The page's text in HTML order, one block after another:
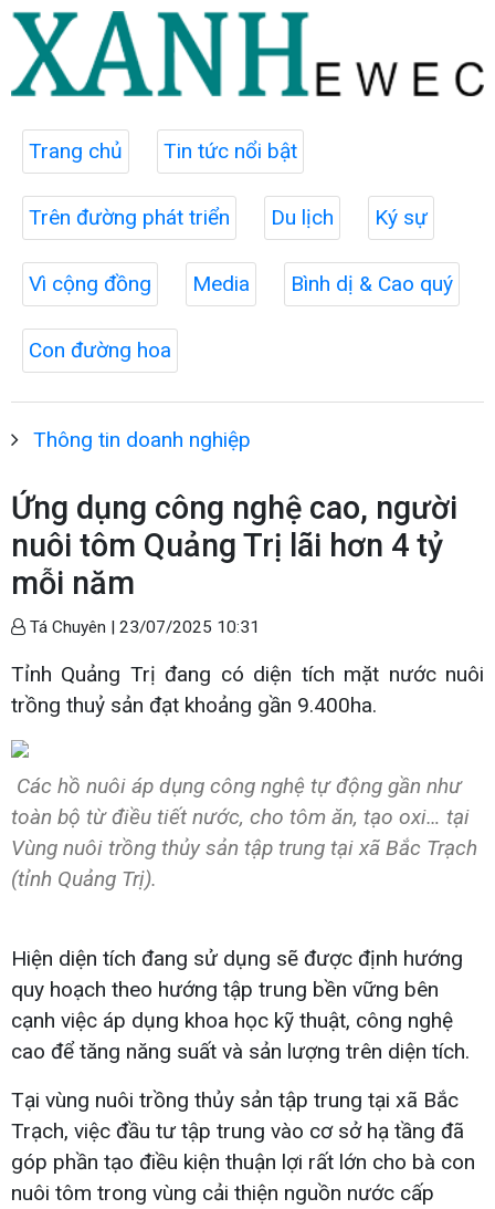
Trang chủ Tin tức nổi bật
Trên đường phát triển Du lịch Ký sự
Vì cộng đồng Media Bình dị & Cao quý
Con đường hoa
Thông tin doanh nghiệp
Ứng dụng công nghệ cao, người
nuôi tôm Quảng Trị lãi hơn 4 tỷ
mỗi năm
Tá Chuyên | 23/07/2025 10:31
Tỉnh Quảng Trị đang có diện tích mặt nước nuôi
trồng thuỷ sản đạt khoảng gần 9.400ha.
Các hồ nuôi áp dụng công nghệ tự động gần như
toàn bộ từ điều tiết nước, cho tôm ăn, tạo oxi… tại
Vùng nuôi trồng thủy sản tập trung tại xã Bắc Trạch
(tỉnh Quảng Trị).
Hiện diện tích đang sử dụng sẽ được định hướng
quy hoạch theo hướng tập trung bền vững bên
cạnh việc áp dụng khoa học kỹ thuật, công nghệ
cao để tăng năng suất và sản lượng trên diện tích.
Tại vùng nuôi trồng thủy sản tập trung tại xã Bắc
Trạch, việc đầu tư tập trung vào cơ sở hạ tầng đã
góp phần tạo điều kiện thuận lợi rất lớn cho bà con
nuôi tôm trong vùng cải thiện nguồn nước cấp